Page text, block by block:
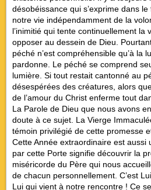
désobéissance qui s’exprime dans
notre vie indépendamment de la
l’inimitié qui tente continuellement la
opposer au dessein de Dieu.
péché n’est compréhensible qu’à la
pardonne. Le péché se comprend
lumière. Si tout restait cantonné au
désespérées des créatures, alors
de l’amour du Christ enferme tout
La Parole de Dieu que nous avons
doute à ce sujet. La Vierge
témoin privilégié de cette promesse
Cette Année extraordinaire est aussi
par cette Porte signifie découvrir la
miséricorde du Père qui nous
de chacun personnellement. C’est
Lui qui vient à notre rencontre ! Ce